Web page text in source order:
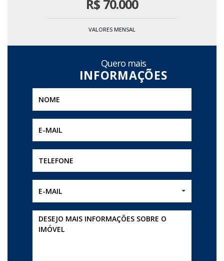
R$ 70.000
VALORES MENSAL
Quero mais
E-MAIL